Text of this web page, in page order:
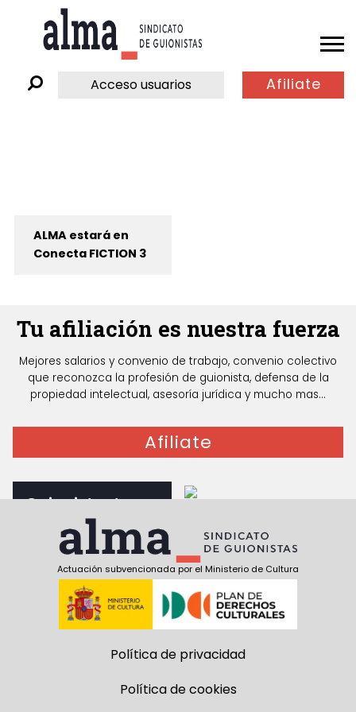
Acceso usuarios Afiliate
ALMA estará en
Conecta FICTION 3
Tu afiliación es nuestra fuerza
Mejores salarios y convenio de trabajo, convenio colectivo
que reconozca la profesión de guionista, defensa de la
propiedad intelectual, asesoría jurídica y mucho mas...
Afiliate
Guionista, te
interesa
Documentos para
guionistasActuación subvencionada por el Ministerio de Cultura
Política de privacidad
Política de cookies